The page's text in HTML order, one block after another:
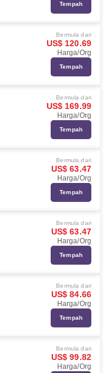
Tempah
Bermula dari
US$ 120.69
Harga/Org
Tempah
Bermula dari
US$ 169.99
Harga/Org
Tempah
Bermula dari
US$ 63.47
Harga/Org
Tempah
Bermula dari
US$ 63.47
Harga/Org
Tempah
Bermula dari
US$ 84.66
Harga/Org
Tempah
Bermula dari
US$ 99.82
Harga/Org